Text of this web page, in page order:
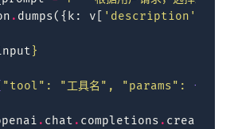
. dumps({ k : v 'description'
}
"tool": "工具名", "params": {{
. chat . completions . create